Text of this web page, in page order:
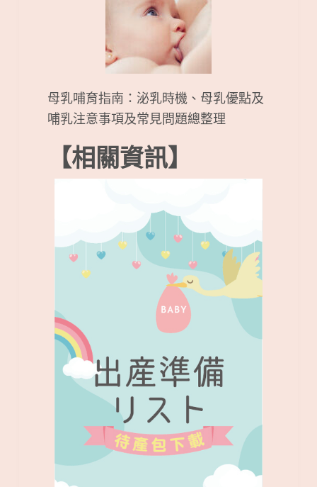
母乳哺育指南：泌乳時機、母乳優點及
哺乳注意事項及常見問題總整理
【相關資訊】